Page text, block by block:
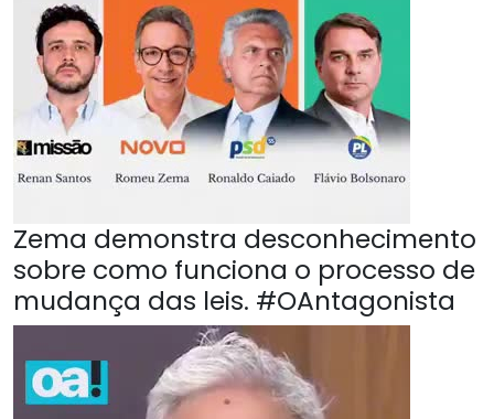
Zema demonstra desconhecimento
sobre como funciona o processo de
mudança das leis. #OAntagonista